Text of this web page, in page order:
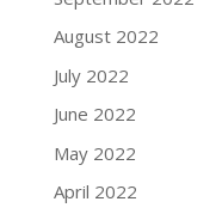
August 2022
July 2022
June 2022
May 2022
April 2022